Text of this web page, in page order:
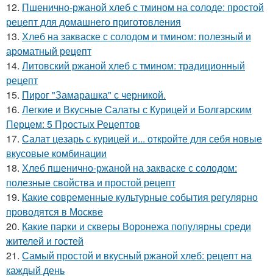
12. Пшенично-ржаной хлеб с тмином на солоде: простой
рецепт для домашнего приготовления
13. Хлеб на закваске с солодом и тмином: полезный и
ароматный рецепт
14. Литовский ржаной хлеб с тмином: традиционный
рецепт
15. Пирог "Замарашка" с черникой.
16. Легкие и Вкусные Салаты с Курицей и Болгарским
Перцем: 5 Простых Рецептов
17. Салат цезарь с курицей и... откройте для себя новые
вкусовые комбинации
18. Хлеб пшенично-ржаной на закваске с солодом:
полезные свойства и простой рецепт
19. Какие современные культурные события регулярно
проводятся в Москве
20. Какие парки и скверы Воронежа популярны среди
жителей и гостей
21. Самый простой и вкусный ржаной хлеб: рецепт на
каждый день